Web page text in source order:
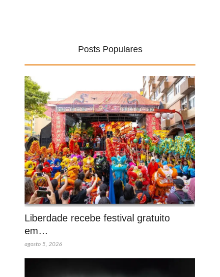
Posts Populares
Liberdade recebe festival gratuito
em…
agosto 5, 2026